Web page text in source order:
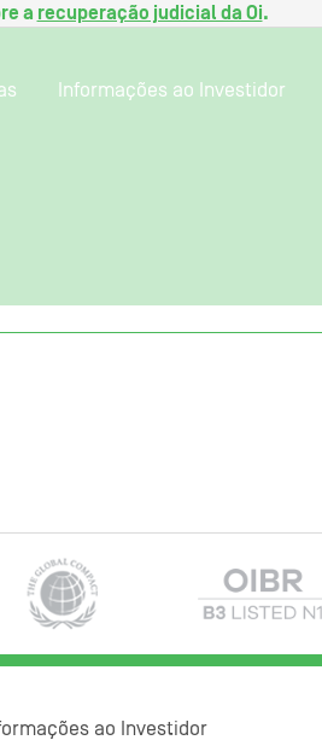
a recuperação judicial da Oi.
Informações ao Investidor
ao Investidor